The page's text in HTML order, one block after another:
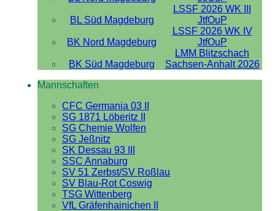
BL Süd Magdeburg
LSSF 2026 WK III
JtfOuP
BK Nord Magdeburg
LSSF 2026 WK IV
JtfOuP
BK Süd Magdeburg
LMM Blitzschach
Sachsen-Anhalt 2026
Mannschaften
CFC Germania 03 II
SG 1871 Löberitz II
SG Chemie Wolfen
SG Jeßnitz
SK Dessau 93 III
SSC Annaburg
SV 51 Zerbst/SV Roßlau
SV Blau-Rot Coswig
TSG Wittenberg
VfL Gräfenhainichen II